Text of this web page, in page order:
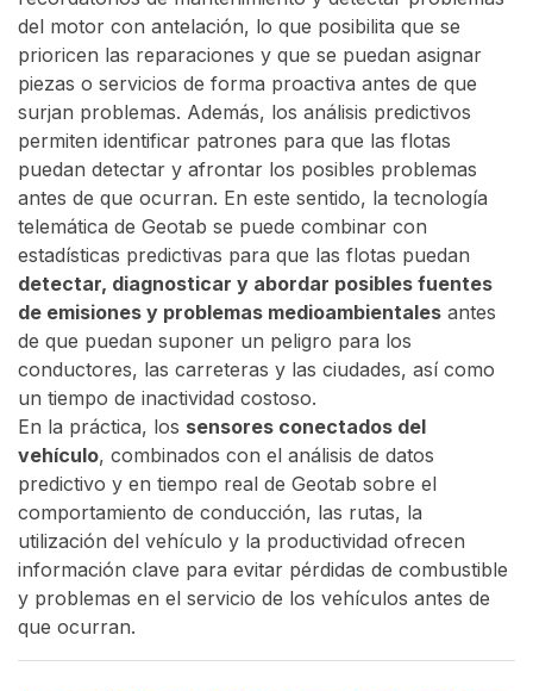
del motor con antelación, lo que posibilita que se
prioricen las reparaciones y que se puedan asignar
piezas o servicios de forma proactiva antes de que
surjan problemas. Además, los análisis predictivos
permiten identificar patrones para que las flotas
puedan detectar y afrontar los posibles problemas
antes de que ocurran. En este sentido, la tecnología
telemática de Geotab se puede combinar con
estadísticas predictivas para que las flotas puedan
detectar, diagnosticar y abordar posibles fuentes
de emisiones y problemas medioambientales antes
de que puedan suponer un peligro para los
conductores, las carreteras y las ciudades, así como
un tiempo de inactividad costoso.
En la práctica, los sensores conectados del
vehículo, combinados con el análisis de datos
predictivo y en tiempo real de Geotab sobre el
comportamiento de conducción, las rutas, la
utilización del vehículo y la productividad ofrecen
información clave para evitar pérdidas de combustible
y problemas en el servicio de los vehículos antes de
que ocurran.